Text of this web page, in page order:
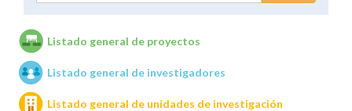
Unidades de investigación
Listado general de proyectos
Listado general de investigadores
Listado general de unidades de investigación